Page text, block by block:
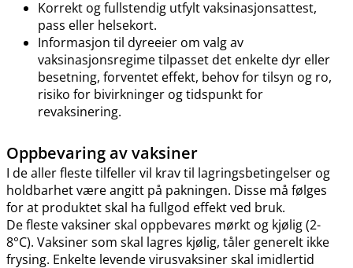
Korrekt og fullstendig utfylt vaksinasjonsattest,
pass eller helsekort.
Informasjon til dyreeier om valg av
vaksinasjonsregime tilpasset det enkelte dyr eller
besetning, forventet effekt, behov for tilsyn og ro,
risiko for bivirkninger og tidspunkt for
revaksinering.
Oppbevaring av vaksiner
I de aller fleste tilfeller vil krav til lagringsbetingelser og
holdbarhet være angitt på pakningen. Disse må følges
for at produktet skal ha fullgod effekt ved bruk.
De fleste vaksiner skal oppbevares mørkt og kjølig (2-
8°C). Vaksiner som skal lagres kjølig, tåler generelt ikke
frysing. Enkelte levende virusvaksiner skal imidlertid